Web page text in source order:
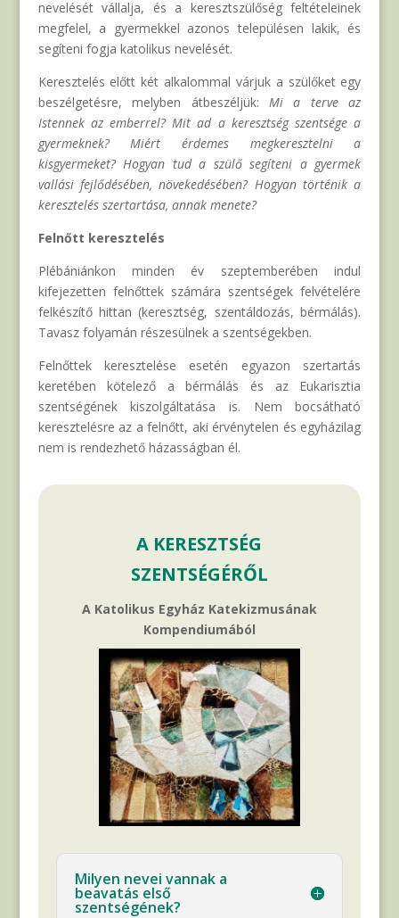
nevelését vállalja, és a keresztszülőség feltételeinek
megfelel, a gyermekkel azonos településen lakik, és
segíteni fogja katolikus nevelését.
Keresztelés előtt két alkalommal várjuk a szülőket egy
beszélgetésre, melyben átbeszéljük:
Mi a terve az
Istennek az emberrel? Mit ad a keresztség szentsége a
gyermeknek? Miért érdemes megkeresztelni a
kisgyermeket? Hogyan tud a szülő segíteni a gyermek
vallási fejlődésében, növekedésében? Hogyan történik a
keresztelés szertartása, annak menete?
Felnőtt keresztelés
Plébániánkon minden év szeptemberében indul
kifejezetten felnőttek számára szentségek felvételére
felkészítő hittan (keresztség, szentáldozás, bérmálás).
Tavasz folyamán részesülnek a szentségekben.
Felnőttek keresztelése esetén egyazon szertartás
keretében kötelező a bérmálás és az Eukarisztia
szentségének kiszolgáltatása is. Nem bocsátható
keresztelésre az a felnőtt, aki érvénytelen és egyházilag
nem is rendezhető házasságban él.
A KERESZTSÉG
SZENTSÉGÉRŐL
A Katolikus Egyház Katekizmusának
Kompendiumából
Milyen nevei vannak a
beavatás első
szentségének?